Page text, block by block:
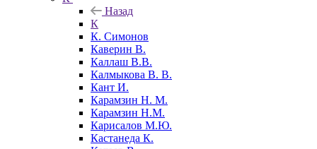
Назад
К
К. Симонов
Каверин В.
Каллаш В.В.
Калмыкова В. В.
Кант И.
Карамзин Н. М.
Карамзин Н.М.
Карисалов М.Ю.
Кастанеда К.